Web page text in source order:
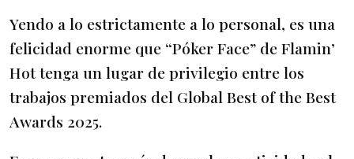
Yendo a lo estrictamente a lo personal, es una
felicidad enorme que “Póker Face” de Flamin’
Hot tenga un lugar de privilegio entre los
trabajos premiados del Global Best of the Best
Awards 2025.